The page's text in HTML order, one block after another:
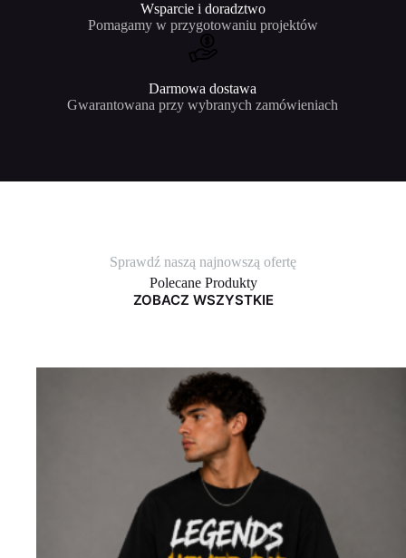
Wsparcie i doradztwo
Pomagamy w przygotowaniu projektów
Darmowa dostawa
Gwarantowana przy wybranych zamówieniach
Sprawdź naszą najnowszą ofertę
Polecane Produkty
ZOBACZ WSZYSTKIE